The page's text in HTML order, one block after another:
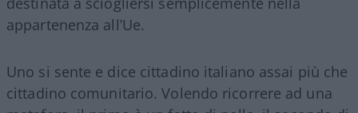
appartenenza all’Ue.
Uno si sente e dice cittadino italiano assai più che
cittadino comunitario. Volendo ricorrere ad una